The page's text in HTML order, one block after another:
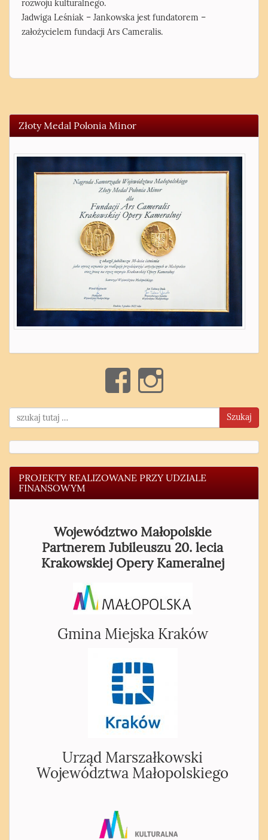
rozwoju kulturalnego.
Jadwiga Leśniak – Jankowska jest fundatorem –
założycielem fundacji Ars Cameralis.
Złoty Medal Polonia Minor
Szukaj
PROJEKTY REALIZOWANE PRZY UDZIALE
FINANSOWYM
Województwo Małopolskie
Partnerem Jubileuszu 20. lecia
Krakowskiej Opery Kameralnej
Gmina Miejska Kraków
Urząd Marszałkowski
Województwa Małopolskiego